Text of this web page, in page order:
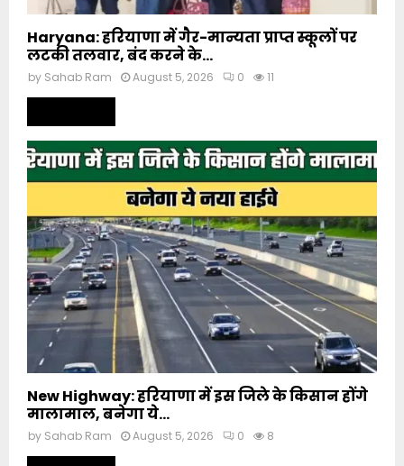
Haryana: हरियाणा में गैर-मान्यता प्राप्त स्कूलों पर
लटकी तलवार, बंद करने के...
by Sahab Ram August 5, 2026 0 11
New Highway: हरियाणा में इस जिले के किसान होंगे
मालामाल, बनेगा ये...
by Sahab Ram August 5, 2026 0 8